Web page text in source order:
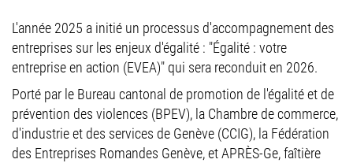
L'année 2025 a initié un processus d'accompagnement des
entreprises sur les enjeux d'égalité : "Égalité : votre
entreprise en action (EVEA)" qui sera reconduit en 2026.
Porté par le Bureau cantonal de promotion de l'égalité et de
prévention des violences (BPEV), la Chambre de commerce,
d'industrie et des services de Genève (CCIG), la Fédération
des Entreprises Romandes Genève, et APRÈS-Ge, faîtière